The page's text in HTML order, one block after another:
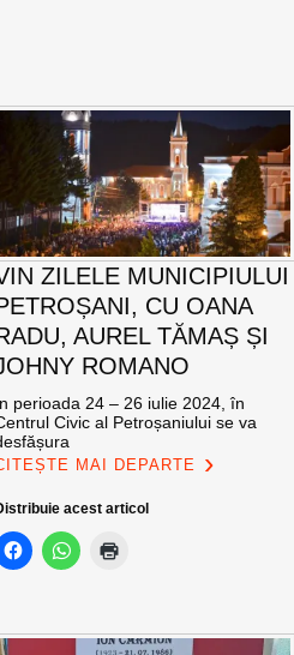
ZILELE MUNICIPIULUI
CU OANA
AUREL TĂMAȘ ȘI
ROMANO
perioada 24 – 26 iulie 2024, în
Civic al Petroșaniului se va
MAI DEPARTE
acest articol